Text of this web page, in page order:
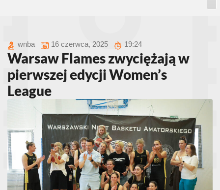
wnba 16 czerwca, 2025 19:24
Warsaw Flames zwyciężają w
pierwszej edycji Women’s
League